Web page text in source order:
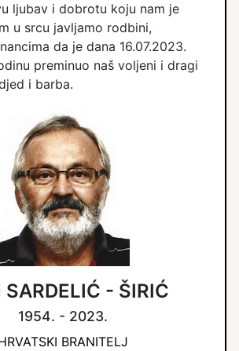
ljubav i dobrotu koju nam je
u srcu javljamo rodbini,
da je dana 16.07.2023.
preminuo naš voljeni i dragi
i barba.
SARDELIĆ - ŠIRIĆ
1954. - 2023.
BRANITELJ